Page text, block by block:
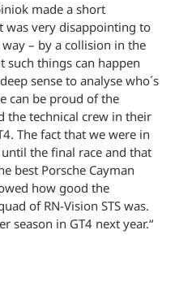
made a short
was very disappointing to
– by a collision in the
such things can happen
sense to analyse who´s
can be proud of the
the technical crew in their
The fact that we were in
the final race and that
best Porsche Cayman
how good the
of RN-Vision STS was.
season in GT4 next year.“